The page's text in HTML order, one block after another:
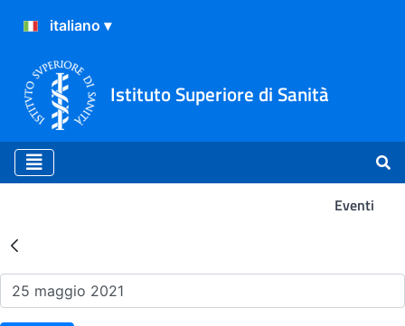
Istituto Superiore di Sanità
Eventi
Risultati della Ricerca -